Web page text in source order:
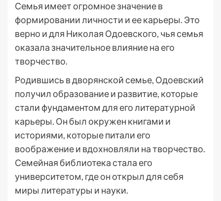
Семья имеет огромное значение в
формировании личности и ее карьеры. Это
верно и для Николая Одоевского, чья семья
оказала значительное влияние на его
творчество.
Родившись в дворянской семье, Одоевский
получил образование и развитие, которые
стали фундаментом для его литературной
карьеры. Он был окружен книгами и
историями, которые питали его
воображение и вдохновляли на творчество.
Семейная библиотека стала его
университетом, где он открыл для себя
миры литературы и науки.